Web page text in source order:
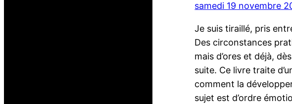
samedi 19 novembre
Je suis tiraillé, pris
Des circonstances
mais d’ores et déjà,
suite. Ce livre traite
comment la
sujet est d’ordre